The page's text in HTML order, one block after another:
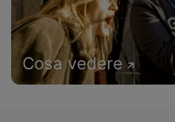
Cosa vedere